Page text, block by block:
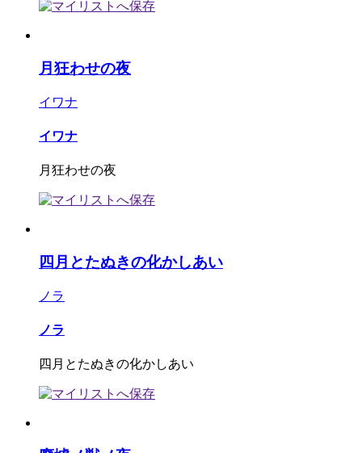
月狂わせの夜
イワナ
イワナ
月狂わせの夜
四月とたぬきの化かしあい
ノラ
ノラ
四月とたぬきの化かしあい